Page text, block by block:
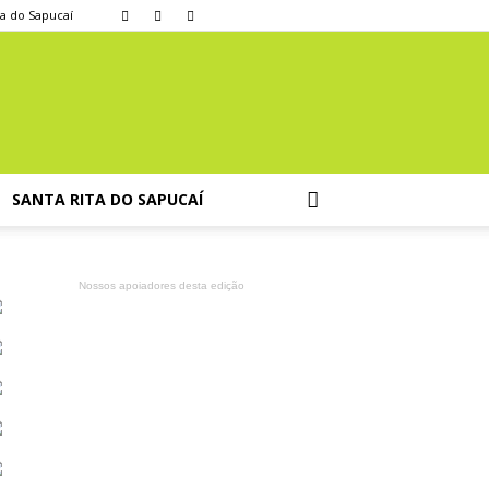
do Sapucaí
SANTA RITA DO SAPUCAÍ
Nossos apoiadores desta edição